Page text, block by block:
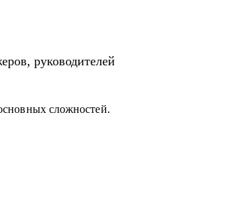
руководителей
сложностей.